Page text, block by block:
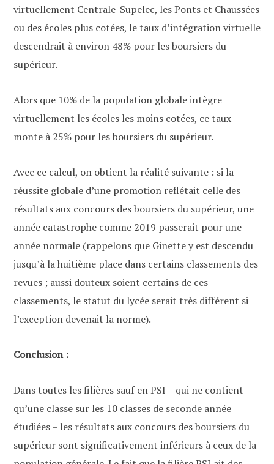
virtuellement Centrale-Supelec, les Ponts et Chaussées
ou des écoles plus cotées, le taux d’intégration virtuelle
descendrait à environ 48% pour les boursiers du
supérieur.
Alors que 10% de la population globale intègre
virtuellement les écoles les moins cotées, ce taux
monte à 25% pour les boursiers du supérieur.
Avec ce calcul, on obtient la réalité suivante : si la
réussite globale d’une promotion reflétait celle des
résultats aux concours des boursiers du supérieur, une
année catastrophe comme 2019 passerait pour une
année normale (rappelons que Ginette y est descendu
jusqu’à la huitième place dans certains classements des
revues ; aussi douteux soient certains de ces
classements, le statut du lycée serait très différent si
l’exception devenait la norme).
Conclusion :
Dans toutes les filières sauf en PSI – qui ne contient
qu’une classe sur les 10 classes de seconde année
étudiées – les résultats aux concours des boursiers du
supérieur sont significativement inférieurs à ceux de la